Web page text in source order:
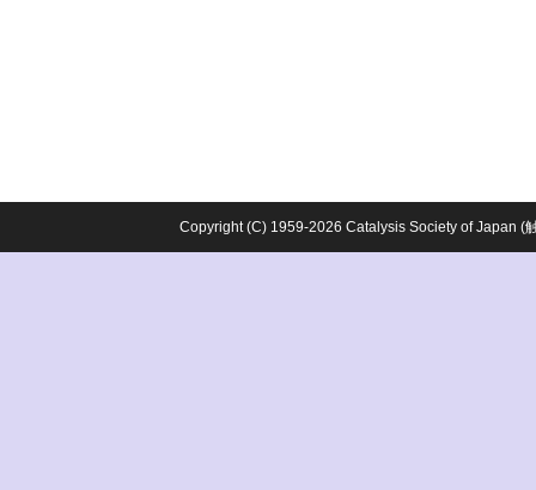
Copyright (C) 1959-2026 Catalysis Society of Japan (